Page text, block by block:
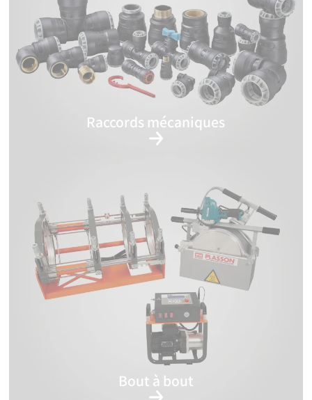
Raccords mécaniques
Raccords universels de réparation et/ou liaison
Colliers de prise
Bout à bout
Machines